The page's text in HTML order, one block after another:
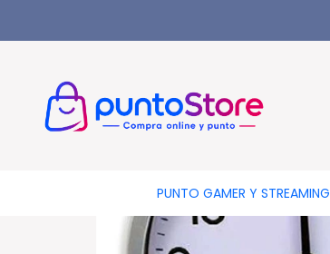
PUNTO GAMER Y STREAMING